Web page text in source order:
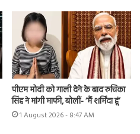
पीएम मोदी को गाली देने के बाद रुचिका
सिंह ने मांगी माफी, बोलीं- ‘मैं शर्मिंदा हूं’
1 August 2026 - 8:47 AM